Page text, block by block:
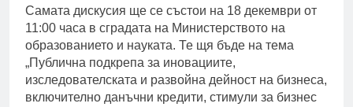
Самата дискусия ще се състои на 18 декември от
11:00 часа в сградата на Министерството на
образованието и науката. Те щя бъде на тема
„Публична подкрепа за иновациите,
изследователската и развойна дейност на бизнеса,
включително данъчни кредити, стимули за бизнес